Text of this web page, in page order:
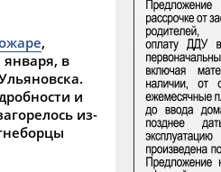
,
января, в
и
из-